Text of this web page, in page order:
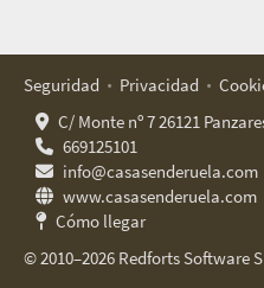
Seguridad Privacidad
C/ Monte nº 7 26121
669125101
info@casasenderuela.com
www.casasenderuela.com
Cómo llegar
© 2010–2026 Redforts Software